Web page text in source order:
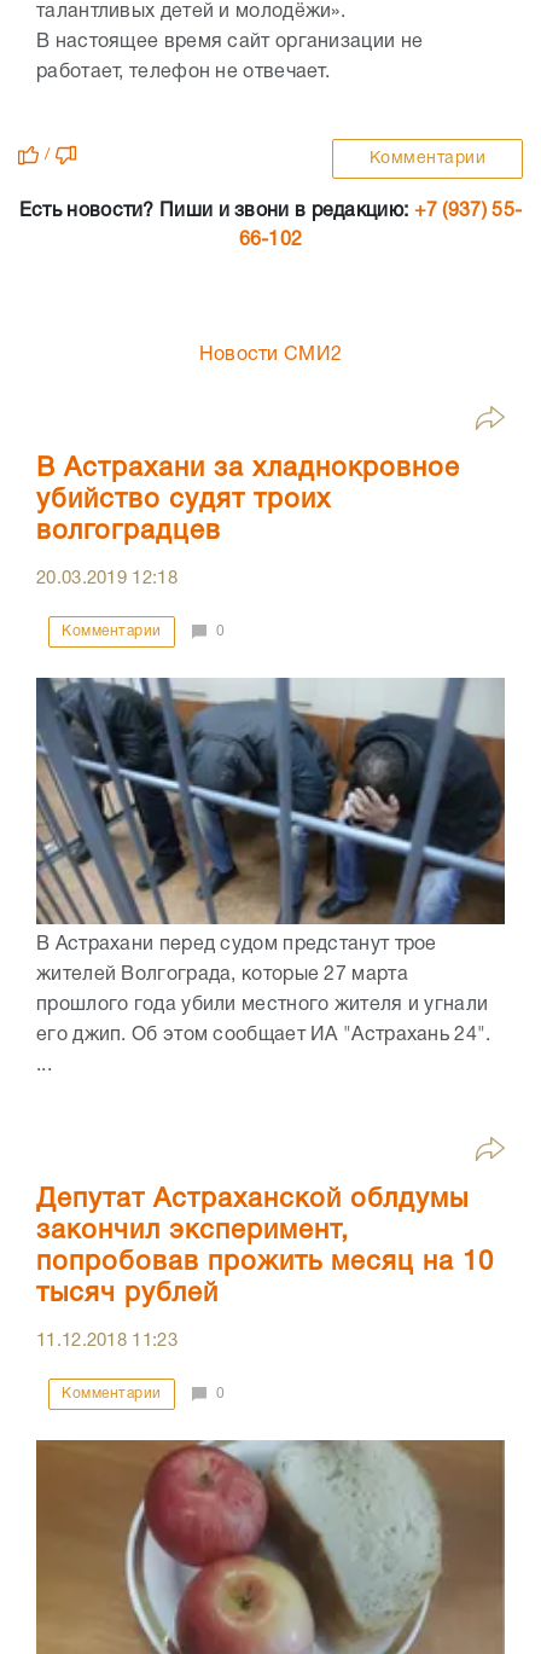
талантливых детей и молодёжи».
В настоящее время сайт организации не
работает, телефон не отвечает.
/ Комментарии
Есть новости? Пиши и звони в редакцию: +7 (937) 55-
66-102
Новости СМИ2
В Астрахани за хладнокровное
убийство судят троих
волгоградцев
20.03.2019 12:18
Комментарии 0
В Астрахани перед судом предстанут трое
жителей Волгограда, которые 27 марта
прошлого года убили местного жителя и угнали
его джип. Об этом сообщает ИА "Астрахань 24".
...
Депутат Астраханской облдумы
закончил эксперимент,
попробовав прожить месяц на 10
тысяч рублей
11.12.2018 11:23
Комментарии 0